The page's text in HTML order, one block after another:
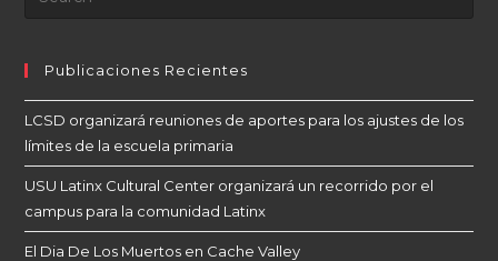
Publicaciones Recientes
LCSD organizará reuniones de aportes para los ajustes de los
límites de la escuela primaria
USU Latinx Cultural Center organizará un recorrido por el
campus para la comunidad Latinx
El Dia De Los Muertos en Cache Valley